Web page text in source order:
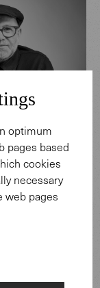
immer als ein
am
Mindset.
optimum
pages based
cookies
necessary
web pages